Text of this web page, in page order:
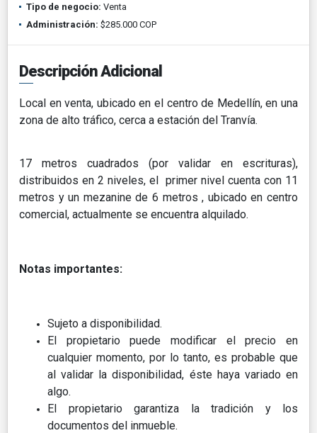
Tipo de negocio: Venta
Administración: $285.000 COP
Descripción Adicional
Local en venta, ubicado en el centro de Medellín, en una
zona de alto tráfico, cerca a estación del Tranvía.
17 metros cuadrados (por validar en escrituras),
distribuidos en 2 niveles, el primer nivel cuenta con 11
metros y un mezanine de 6 metros , ubicado en centro
comercial, actualmente se encuentra alquilado.
Notas importantes:
Sujeto a disponibilidad.
El propietario puede modificar el precio en
cualquier momento, por lo tanto, es probable que
al validar la disponibilidad, éste haya variado en
algo.
El propietario garantiza la tradición y los
documentos del inmueble.